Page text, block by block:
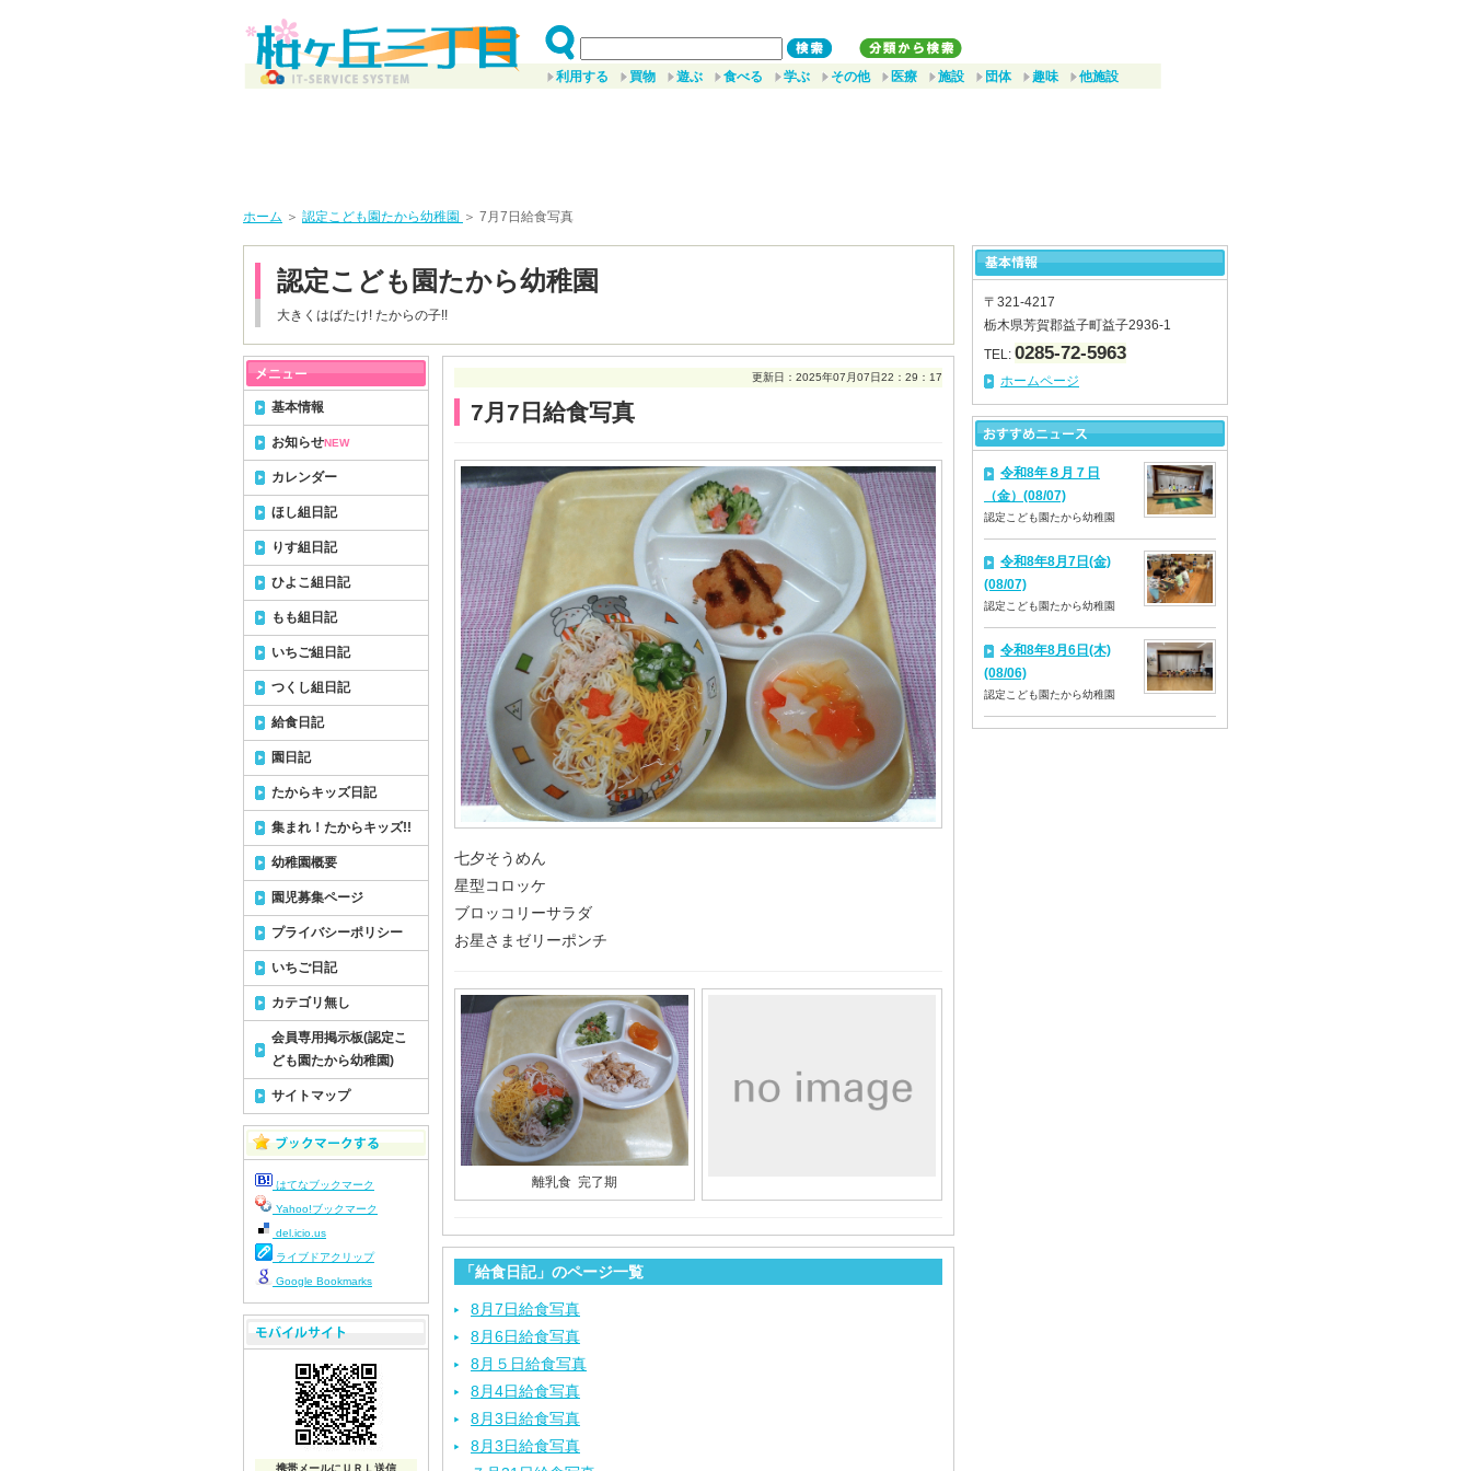
利用する 買物 遊ぶ 食べる 学ぶ その他 医療 施設 団体 趣味 他施設
ホーム ＞ 認定こども園たから幼稚園 ＞ 7月7日給食写真
認定こども園たから幼稚園
大きくはばたけ! たからの子!!
更新日：2025年07月07日22：29：17
7月7日給食写真
七夕そうめん
星型コロッケ
ブロッコリーサラダ
お星さまゼリーポンチ
離乳食 完了期
「給食日記」のページ一覧
8月7日給食写真
8月6日給食写真
8月５日給食写真
8月4日給食写真
8月3日給食写真
8月3日給食写真
基本情報
お知らせNEW
カレンダー
ほし組日記
りす組日記
ひよこ組日記
もも組日記
いちご組日記
つくし組日記
給食日記
園日記
たからキッズ日記
集まれ！たからキッズ!!
幼稚園概要
園児募集ページ
プライバシーポリシー
いちご日記
カテゴリ無し
会員専用掲示板(認定こ
ども園たから幼稚園)
サイトマップ
はてなブックマーク
Yahoo!ブックマーク
del.icio.us
ライブドアクリップ
Google Bookmarks
携帯メールにＵＲＬ送信
〒321-4217
栃木県芳賀郡益子町益子2936-1
TEL: 0285-72-5963
ホームページ
令和8年８月７日
（金）(08/07)
認定こども園たから幼稚園
令和8年8月7日(金)
(08/07)
認定こども園たから幼稚園
令和8年8月6日(木)
(08/06)
認定こども園たから幼稚園